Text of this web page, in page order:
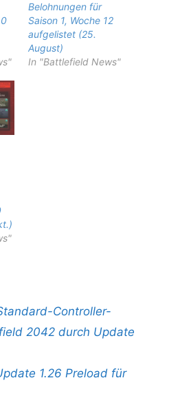
Belohnungen für
Saison 1, Woche 12
aufgelistet (25.
August)
In "Battlefield News"
Controller-
2042 durch Update
1.26 Preload für